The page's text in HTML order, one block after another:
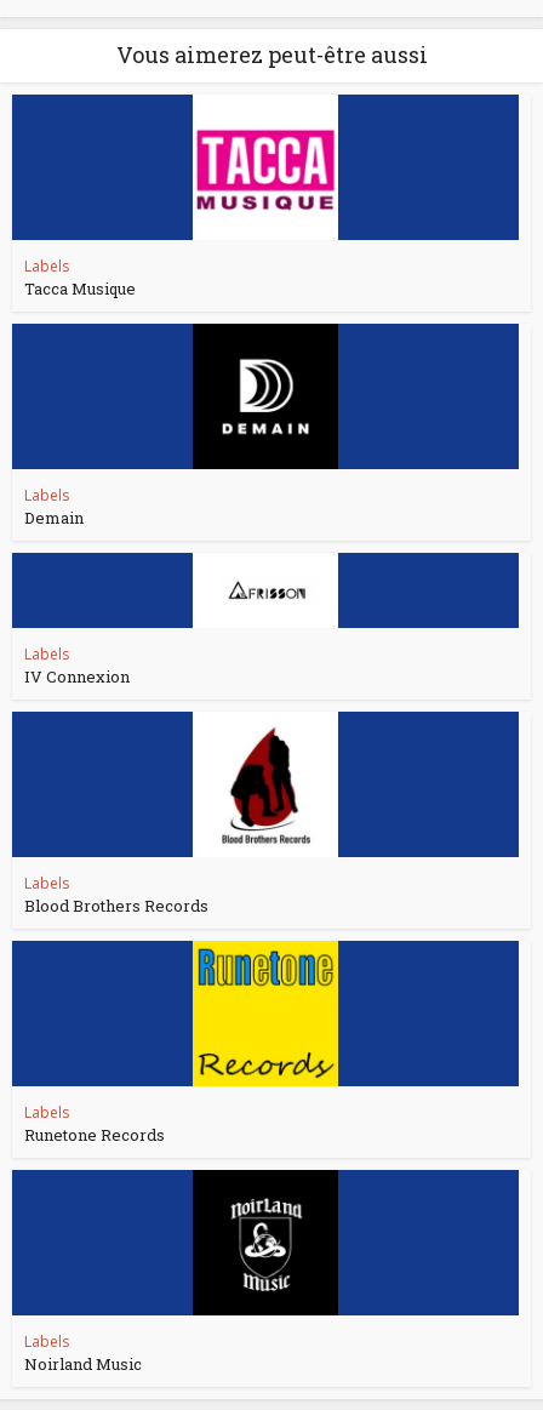
Vous aimerez peut-être aussi
Labels
Tacca Musique
Labels
Demain
Labels
IV Connexion
Labels
Blood Brothers Records
Labels
Runetone Records
Labels
Noirland Music